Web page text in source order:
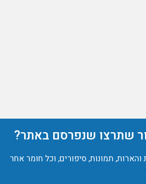
שתרצו שנפרסם באתר?
תמונות, סיפורים, וכל חומר אחר